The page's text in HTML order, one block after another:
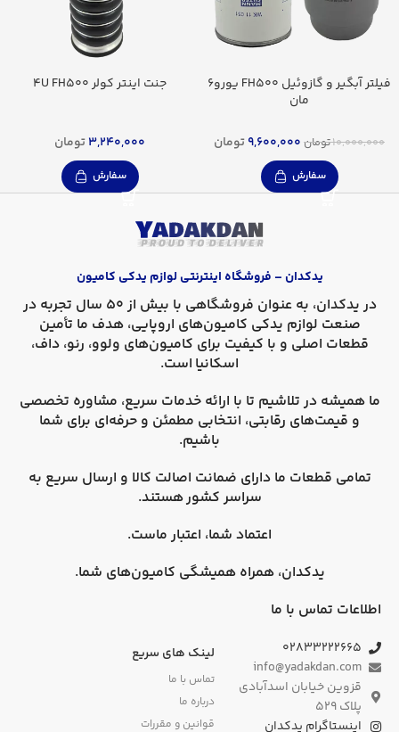
فیلتر آبگیر و گازوئیل FH500 یورو6
مان
10,000,000تومان 9,600,000تومان
سفارش
جنت اینتر کولر 4U FH500
3,240,000تومان
سفارش
یدکدان – فروشگاه اینترنتی لوازم یدکی کامیون
در یدکدان
، به عنوان فروشگاهی با بیش از 50 سال تجربه در
صنعت لوازم یدکی کامیون‌های اروپایی، هدف ما تأمین
قطعات اصلی و با کیفیت برای کامیون‌های ولوو، رنو، داف،
اسکانیا است.
ما همیشه در تلاشیم تا با ارائه خدمات سریع، مشاوره تخصصی
و قیمت‌های رقابتی، انتخابی مطمئن و حرفه‌ای برای شما
باشیم.
تمامی قطعات ما دارای ضمانت اصالت کالا و ارسال سریع به
سراسر کشورهستند.
اعتماد شما، اعتبار ماست.
یدکدان، همراه همیشگی کامیون‌های شما.
اطلاعات تماس با ما
۰۲۸۳۳۲۲۲۶۶۵
info@yadakdan.com
قزوین خیابان اسدآبادی
پلاک ۵۲۹
اینستاگرام یدکدان
لینک های سریع
تماس با ما
درباره ما
قوانین و مقررات